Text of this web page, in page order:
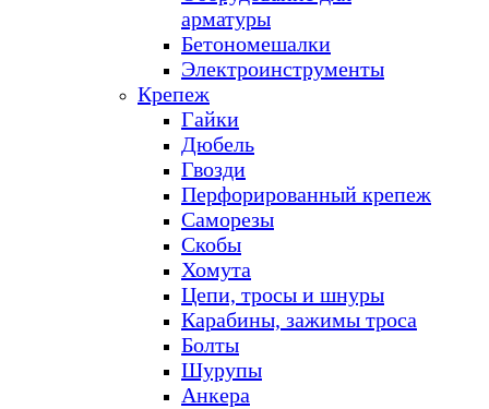
арматуры
Бетономешалки
Электроинструменты
Крепеж
Гайки
Дюбель
Гвозди
Перфорированный крепеж
Саморезы
Скобы
Хомута
Цепи, тросы и шнуры
Карабины, зажимы троса
Болты
Шурупы
Анкера